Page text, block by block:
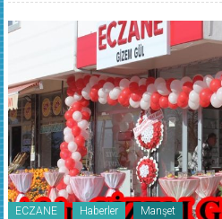
ECZANE Haberler Manşet